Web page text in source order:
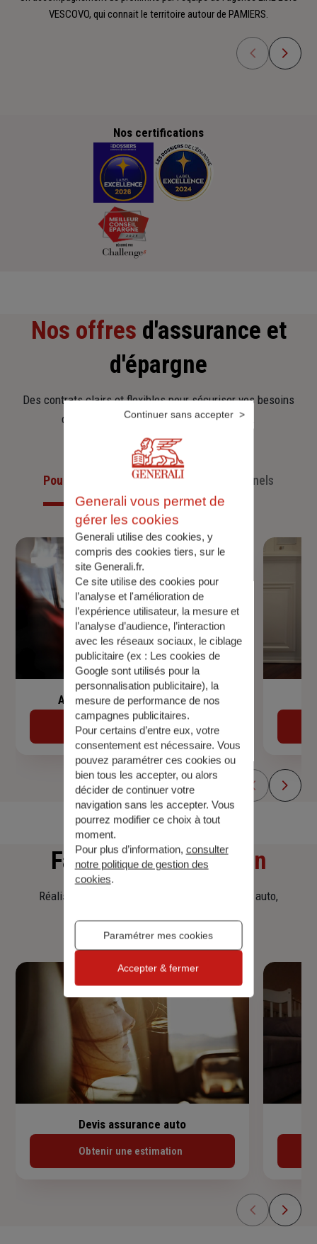
VESCOVO, qui connait le territoire autour de PAMIERS.
Nos certifications
Nos offres d'assurance et
d'épargne
Des contrats clairs et flexibles pour sécuriser vos besoins
d’aujourd’hui et anticiper ceux de demain.
Pour les particuliersPour les professionnels
Assurance de prêt immobilier
Découvrir
Faitesune simulation
Réalisez une simulation tarifaire d'assurance, auto,
Devis assurance auto
Obtenir une estimation
Generali vous permet de
gérer les cookies
Generali utilise des cookies, y
compris des cookies tiers, sur le
site Generali.fr.
Ce site utilise des cookies pour
l’analyse et l'amélioration de
l’expérience utilisateur, la mesure et
l’analyse d’audience, l’interaction
avec les réseaux sociaux, le ciblage
publicitaire (ex : Les cookies de
Google sont utilisés pour la
personnalisation publicitaire), la
mesure de performance de nos
campagnes publicitaires.
Pour certains d’entre eux, votre
consentement est nécessaire. Vous
pouvez paramétrer ces cookies ou
bien tous les accepter, ou alors
décider de continuer votre
navigation sans les accepter. Vous
pourrez modifier ce choix à tout
moment.
Pour plus d’information, consulter
notre politique de gestion des
cookies.
Paramétrer mes cookies
Continuer sans accepter
Accepter & fermer